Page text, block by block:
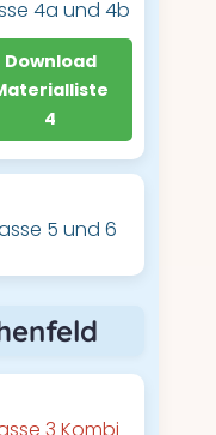
4a und 4b
Download
4
5 und 6